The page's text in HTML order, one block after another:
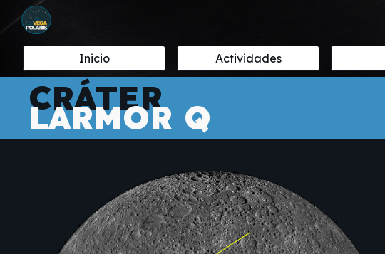
Inicio Actividades
CRÁTER
LARMOR Q